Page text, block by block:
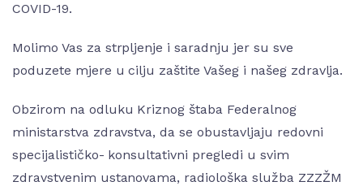
COVID-19.
Molimo Vas za strpljenje i saradnju jer su sve
poduzete mjere u cilju zaštite Vašeg i našeg zdravlja.
Obzirom na odluku Kriznog štaba Federalnog
ministarstva zdravstva, da se obustavljaju redovni
specijalističko- konsultativni pregledi u svim
zdravstvenim ustanovama, radiološka služba ZZZŽM